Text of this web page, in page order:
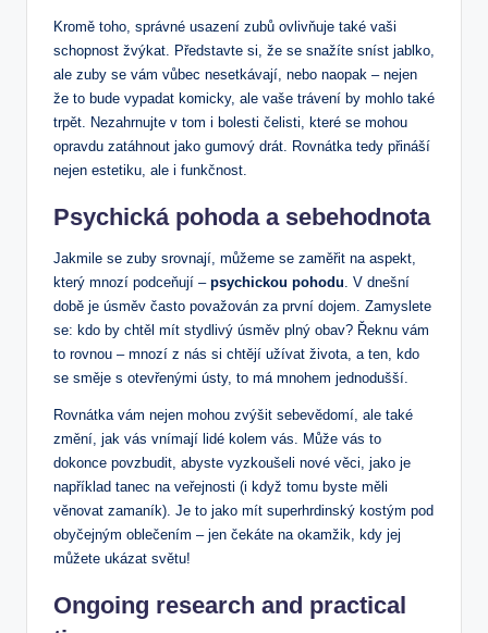
Kromě toho, správné usazení zubů ovlivňuje také vaši
schopnost žvýkat. Představte si, že se snažíte sníst jablko,
ale zuby se vám vůbec nesetkávají, nebo naopak – nejen
že to bude vypadat komicky, ale vaše trávení by mohlo také
trpět. Nezahrnujte v tom i bolesti čelisti, které se mohou
opravdu zatáhnout jako gumový drát. Rovnátka tedy přináší
nejen estetiku, ale i funkčnost.
Psychická pohoda a sebehodnota
Jakmile se zuby srovnají, můžeme se zaměřit na aspekt,
který mnozí podceňují – psychickou pohodu. V dnešní
době je úsměv často považován za první dojem. Zamyslete
se: kdo by chtěl mít stydlivý úsměv plný obav? Řeknu vám
to rovnou – mnozí z nás si chtějí užívat života, a ten, kdo
se směje s otevřenými ústy, to má mnohem jednodušší.
Rovnátka vám nejen mohou zvýšit sebevědomí, ale také
změní, jak vás vnímají lidé kolem vás. Může vás to
dokonce povzbudit, abyste vyzkoušeli nové věci, jako je
například tanec na veřejnosti (i když tomu byste měli
věnovat zamaník). Je to jako mít superhrdinský kostým pod
obyčejným oblečením – jen čekáte na okamžik, kdy jej
můžete ukázat světu!
Ongoing research and practical